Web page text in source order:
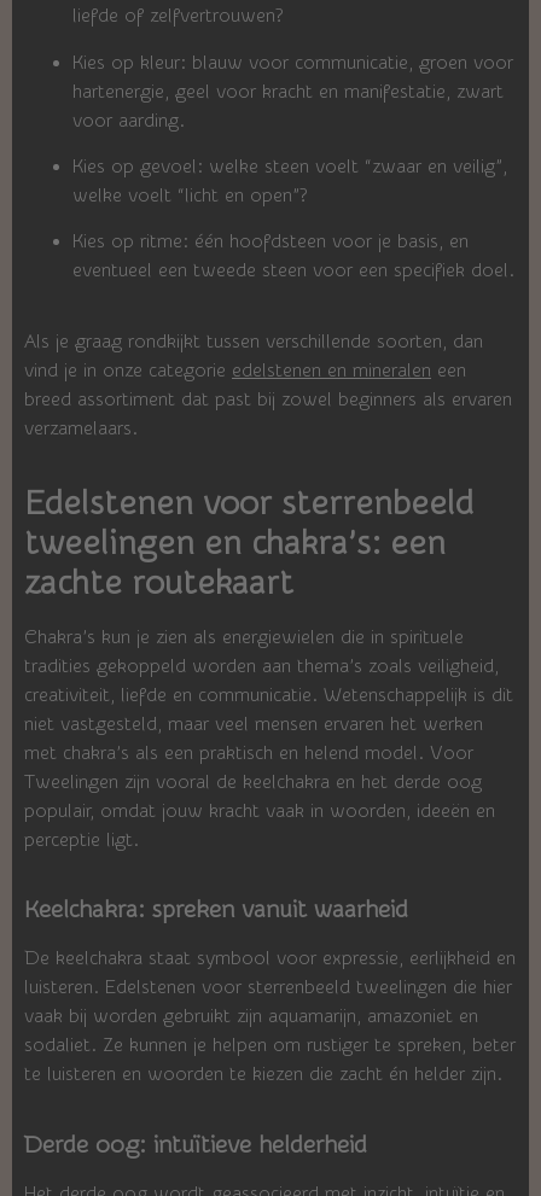
liefde of zelfvertrouwen?
Kies op kleur: blauw voor communicatie, groen voor
hartenergie, geel voor kracht en manifestatie, zwart
voor aarding.
Kies op gevoel: welke steen voelt “zwaar en veilig”,
welke voelt “licht en open”?
Kies op ritme: één hoofdsteen voor je basis, en
eventueel een tweede steen voor een specifiek doel.
Als je graag rondkijkt tussen verschillende soorten, dan
vind je in onze categorie edelstenen en mineralen een
breed assortiment dat past bij zowel beginners als ervaren
verzamelaars.
Edelstenen voor sterrenbeeld
tweelingen en chakra’s: een
zachte routekaart
Chakra’s kun je zien als energiewielen die in spirituele
tradities gekoppeld worden aan thema’s zoals veiligheid,
creativiteit, liefde en communicatie. Wetenschappelijk is dit
niet vastgesteld, maar veel mensen ervaren het werken
met chakra’s als een praktisch en helend model. Voor
Tweelingen zijn vooral de keelchakra en het derde oog
populair, omdat jouw kracht vaak in woorden, ideeën en
perceptie ligt.
Keelchakra: spreken vanuit waarheid
De keelchakra staat symbool voor expressie, eerlijkheid en
luisteren. Edelstenen voor sterrenbeeld tweelingen die hier
vaak bij worden gebruikt zijn aquamarijn, amazoniet en
sodaliet. Ze kunnen je helpen om rustiger te spreken, beter
te luisteren en woorden te kiezen die zacht én helder zijn.
Derde oog: intuïtieve helderheid